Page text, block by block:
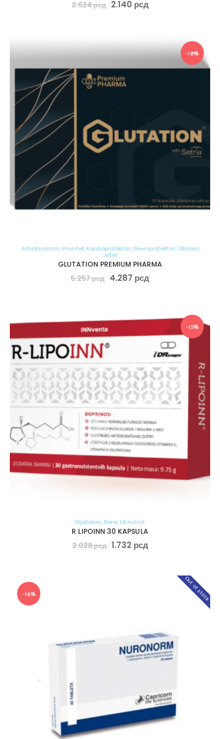
2.624рсд 2.140 рсд
-18%
Antioksidansi, Imunitet, Kardioprotektori, Neuroprotektori, Obnova
Jetre
GLUTATION PREMIUM PHARMA
5.257рсд 4.287 рсд
-15%
Dijabetes, Nervi, Utrnulost
R LIPOINN 30 KAPSULA
2.028рсд 1.732 рсд
Out of stock
-16%